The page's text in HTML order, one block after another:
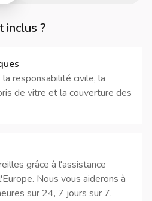
inclus ?
la responsabilité civile, la
de vitre et la couverture des
grâce à l'assistance
Nous vous aiderons à
sur 24, 7 jours sur 7.